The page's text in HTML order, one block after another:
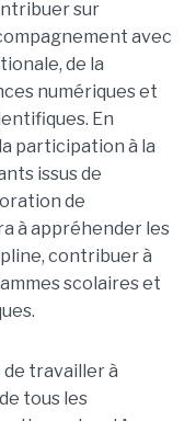
sur
avec
de la
numériques et
En
participation à la
issus de
de
à appréhender les
contribuer à
scolaires et
de travailler à
tous les